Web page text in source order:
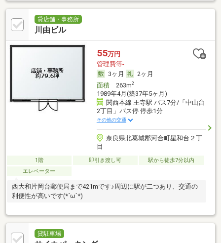
貸店舗・事務所
川由ビル
55万円
管理費等-
3ヶ月
2ヶ月
面積263m2
1989年4月(築37年5ヶ月)
関西本線 王寺駅 バス7分/「中山台
2丁目」バス停 停歩1分
その他の交通
奈良県北葛城郡河合町星和台２丁
目
1階 即引き渡し可
駅から徒歩7分以内
エレベーター
西大和片岡台郵便局まで421mです♪周辺に駅が二つあり、交通の
利便性が高いです(*´ω`*)
貸駐車場